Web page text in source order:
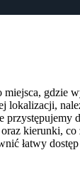
gdzie
lokalizacji,
kierunki, co
łatwy